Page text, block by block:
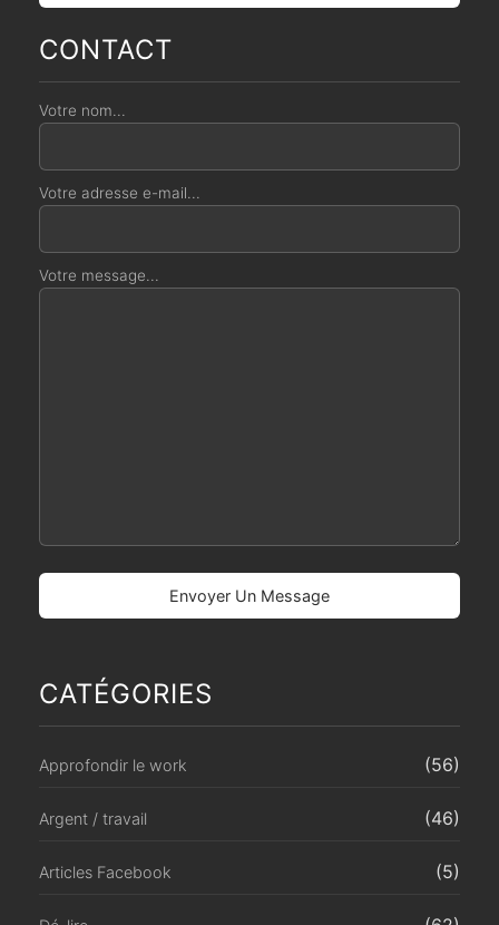
CONTACT
Votre nom...
Votre adresse e-mail...
Votre message...
CATÉGORIES
Approfondir le work (56)
Argent / travail (46)
Articles Facebook (5)